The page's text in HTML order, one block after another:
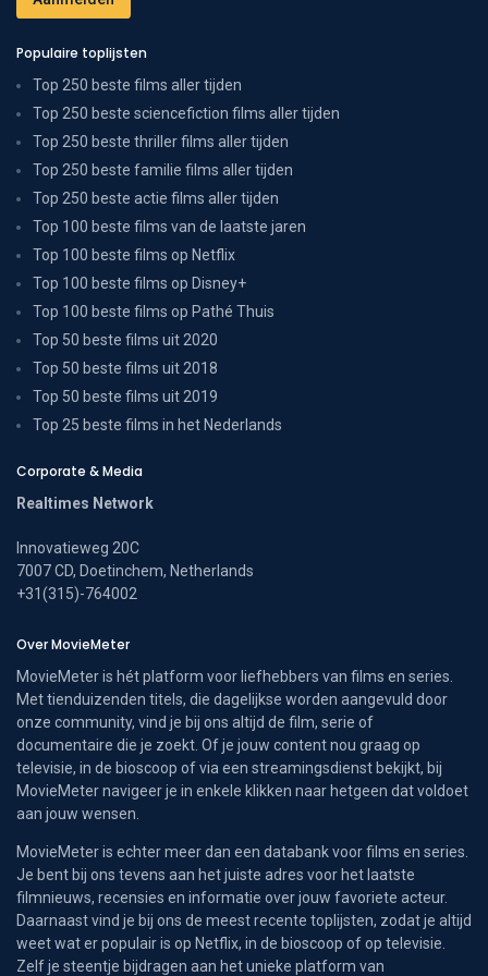
Populaire toplijsten
Top 250 beste films aller tijden
Top 250 beste sciencefiction films aller tijden
Top 250 beste thriller films aller tijden
Top 250 beste familie films aller tijden
Top 250 beste actie films aller tijden
Top 100 beste films van de laatste jaren
Top 100 beste films op Netflix
Top 100 beste films op Disney+
Top 100 beste films op Pathé Thuis
Top 50 beste films uit 2020
Top 50 beste films uit 2018
Top 50 beste films uit 2019
Top 25 beste films in het Nederlands
Corporate & Media
Realtimes Network
Innovatieweg 20C
7007 CD, Doetinchem, Netherlands
+31(315)-764002
Over MovieMeter
MovieMeter is hét platform voor liefhebbers van films en series.
Met tienduizenden titels, die dagelijkse worden aangevuld door
onze community, vind je bij ons altijd de film, serie of
documentaire die je zoekt. Of je jouw content nou graag op
televisie, in de bioscoop of via een streamingsdienst bekijkt, bij
MovieMeter navigeer je in enkele klikken naar hetgeen dat voldoet
aan jouw wensen.
MovieMeter is echter meer dan een databank voor films en series.
Je bent bij ons tevens aan het juiste adres voor het laatste
filmnieuws, recensies en informatie over jouw favoriete acteur.
Daarnaast vind je bij ons de meest recente toplijsten, zodat je altijd
weet wat er populair is op Netflix, in de bioscoop of op televisie.
Zelf je steentje bijdragen aan het unieke platform van